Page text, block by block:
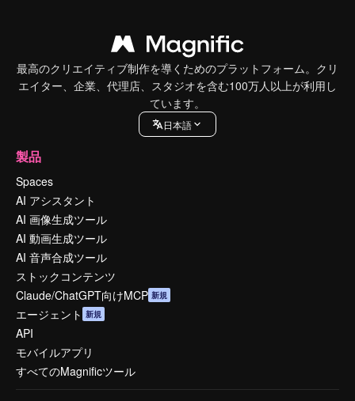
最高のクリエイティブ制作を導くためのプラットフォーム。クリ
エイター、企業、代理店、スタジオを含む100万人以上が利用し
ています。
日本語
製品
Spaces
AI アシスタント
AI 画像生成ツール
AI 動画生成ツール
AI 音声合成ツール
ストックコンテンツ
Claude/ChatGPT向けMCP 新規
エージェント 新規
API
モバイルアプリ
すべてのMagnificツール